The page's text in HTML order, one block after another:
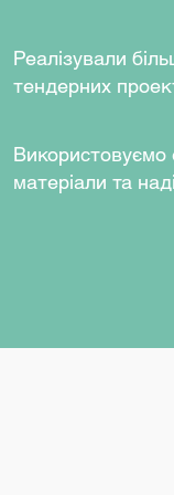
Реалізували
тендерних
Використовуємо
матеріали та